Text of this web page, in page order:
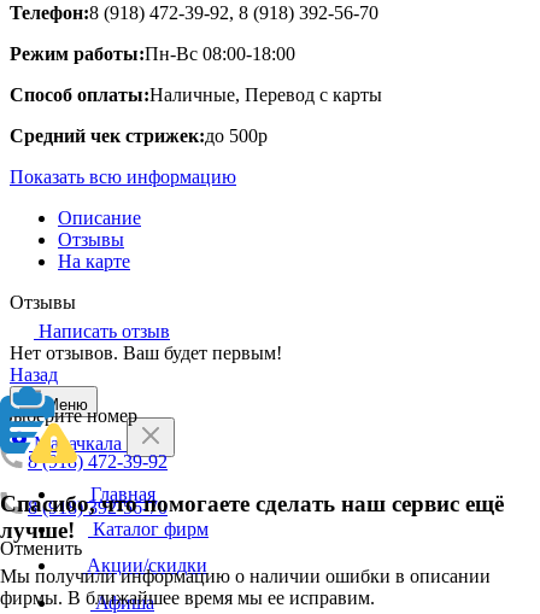
Телефон:8 (918) 472-39-92, 8 (918) 392-56-70
Режим работы:Пн-Вс 08:00-18:00
Способ оплаты:Наличные, Перевод с карты
Средний чек стрижек:до 500р
Показать всю информацию
Описание
Отзывы
На карте
Отзывы
Написать отзыв
Нет отзывов. Ваш будет первым!
Назад
Выберите номер
8 (918) 472-39-92
8 (918) 392-56-70
Отменить
Спасибо, что помогаете сделать наш сервис ещё
лучше!
Мы получили информацию о наличии ошибки в описании
фирмы. В ближайшее время мы ее исправим.
Меню
Махачкала
Главная
Каталог фирм
Акции/скидки
Афиша